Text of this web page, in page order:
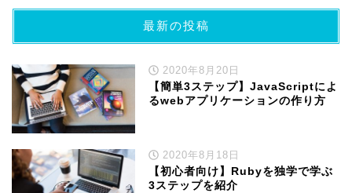
最新の投稿
2020年8月20日
【簡単3ステップ】JavaScriptによ
るwebアプリケーションの作り方
2020年8月18日
【初心者向け】Rubyを独学で学ぶ
3ステップを紹介